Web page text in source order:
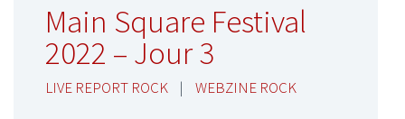
Main Square Festival
2022 – Jour 3
LIVE REPORT ROCK | WEBZINE ROCK